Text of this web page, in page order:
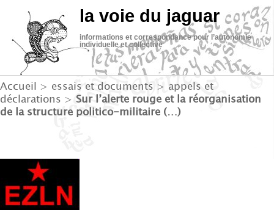
la voie du jaguar
informations et correspondance pour l’autonomie
individuelle et collective
Accueil > essais et documents > appels et
déclarations > Sur l’alerte rouge et la réorganisation
de la structure politico-militaire (…)